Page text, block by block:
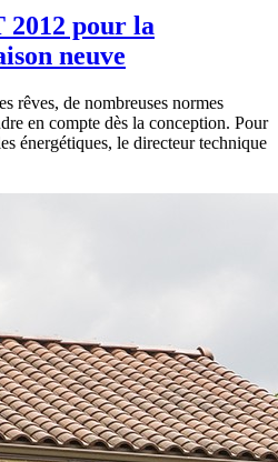
2012 pour la
neuve
rêves, de nombreuses normes
en compte dès la conception. Pour
énergétiques, le directeur technique